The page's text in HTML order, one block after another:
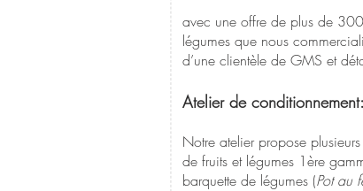
avec une offre de plus de
légumes que nous
d’une clientèle de GMS et
Atelier de conditionnement:
Notre atelier propose
de fruits et légumes 1ère
barquette de légumes (Pot au